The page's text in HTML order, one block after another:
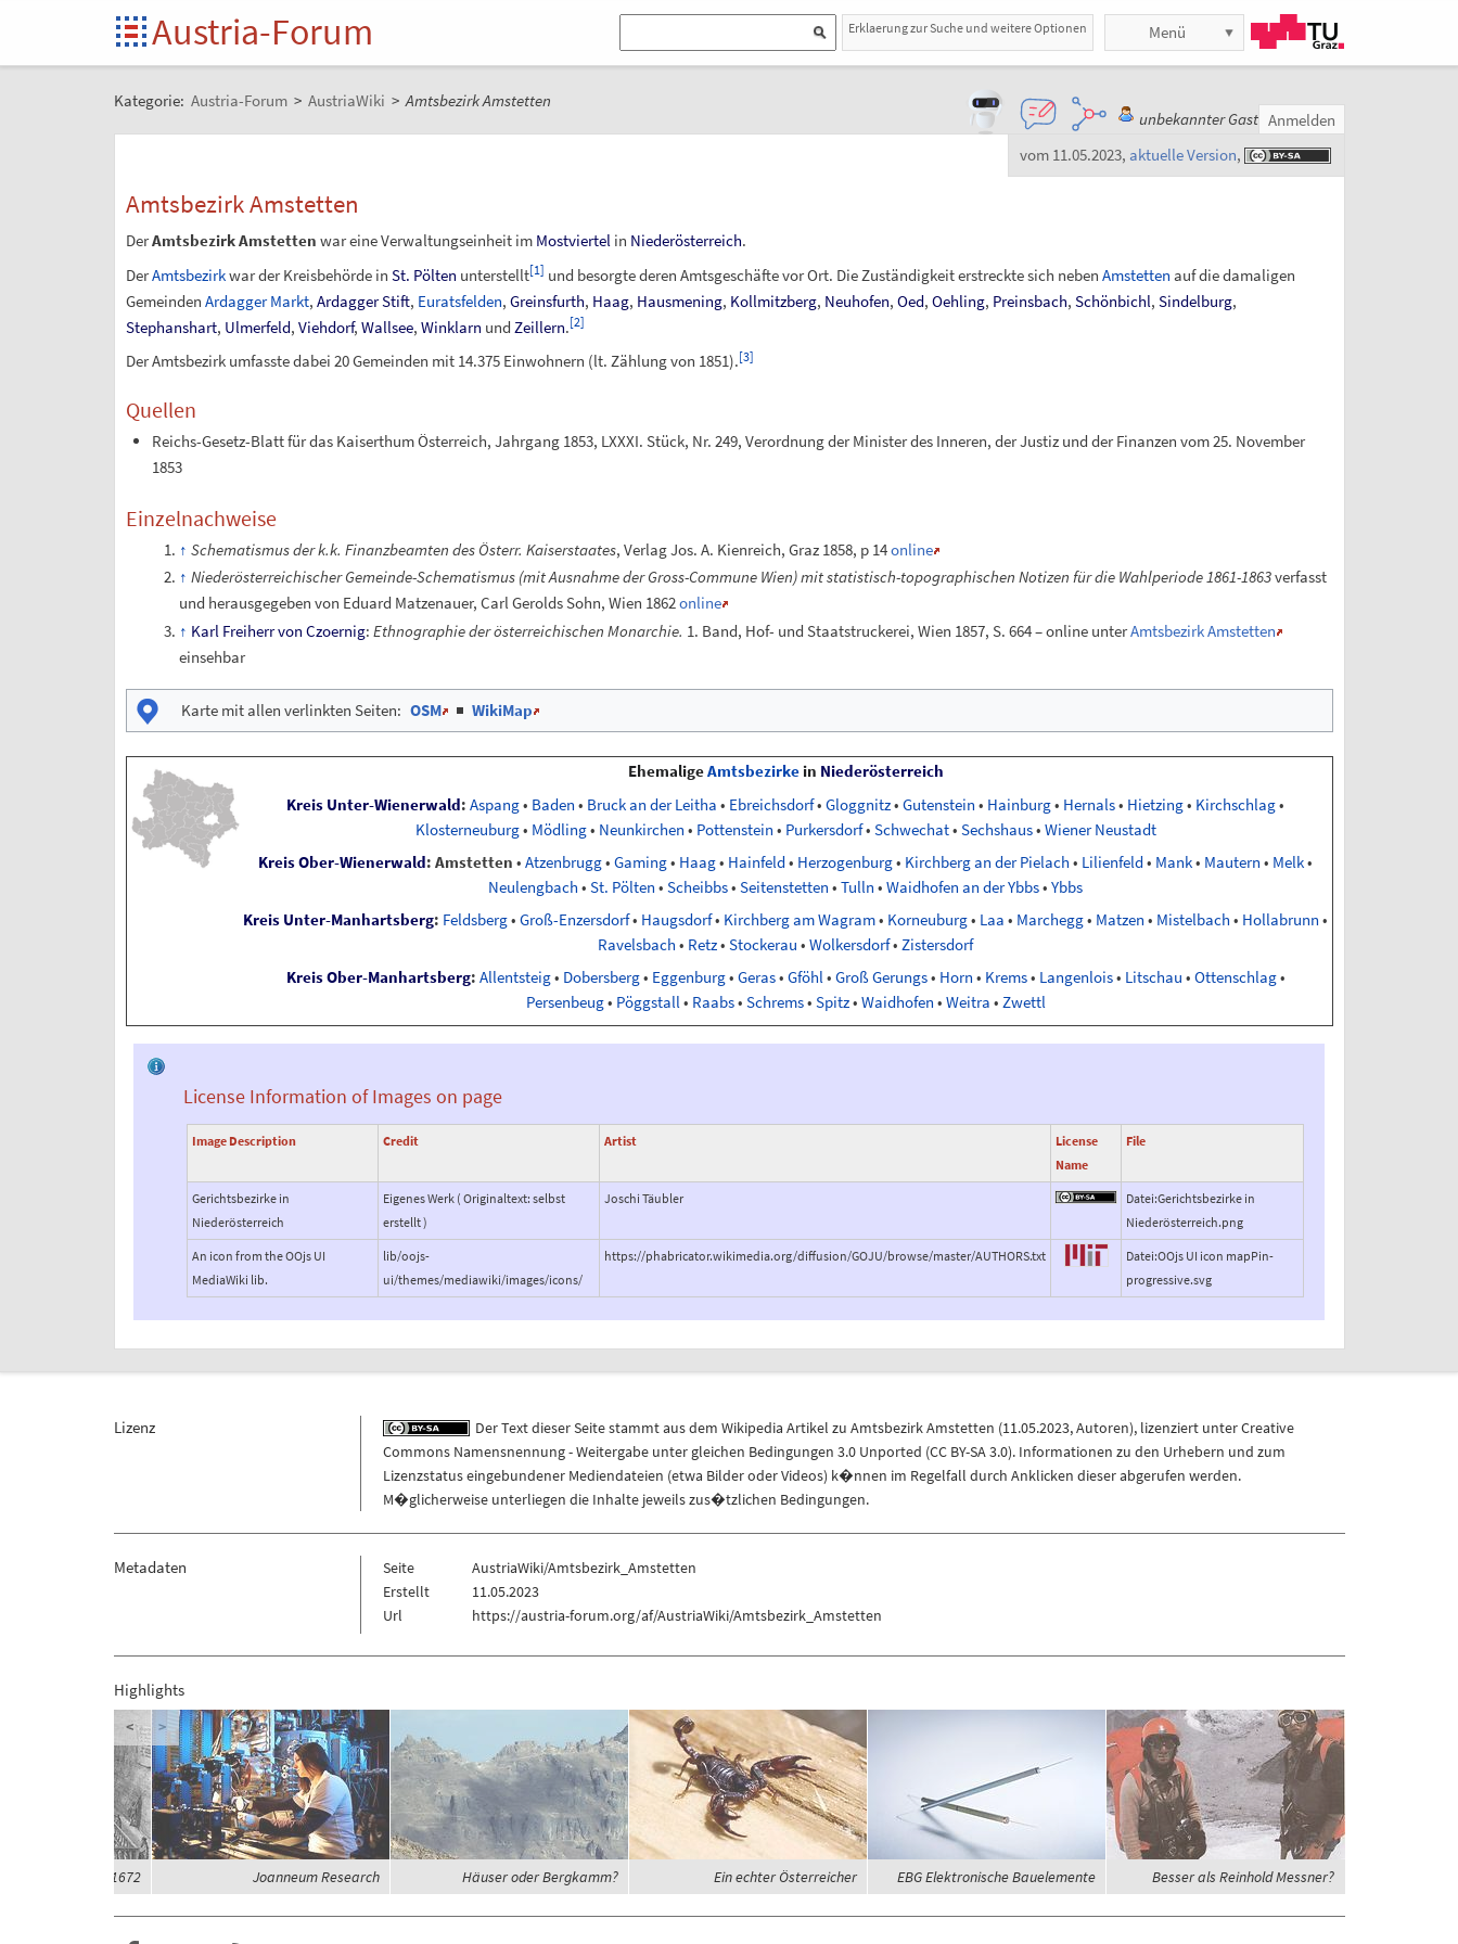
Austria-Forum Erklaerung zur Suche und weitere Optionen Menü
Kategorie: Austria-Forum > AustriaWiki > Amtsbezirk Amstetten
unbekannter Gast Anmelden
vom 11.05.2023, aktuelle Version,
Amtsbezirk Amstetten
DerAmtsbezirk Amstetten war eine Verwaltungseinheit im Mostviertelin Niederösterreich.
DerAmtsbezirkwar der Kreisbehörde in St. Pölten unterstellt[1] und besorgte deren Amtsgeschäfte vor Ort. Die Zuständigkeit erstreckte sich neben Amstetten auf die damaligen
Gemeinden Ardagger Markt, Ardagger Stift, Euratsfelden, Greinsfurth, Haag, Hausmening, Kollmitzberg, Neuhofen, Oed, Oehling, Preinsbach, Schönbichl, Sindelburg,
Stephanshart, Ulmerfeld, Viehdorf, Wallsee, Winklarn und Zeillern.[2]
Der Amtsbezirk umfasste dabei 20 Gemeinden mit 14.375 Einwohnern (lt. Zählung von 1851).[3]
Quellen
Reichs-Gesetz-Blatt für das Kaiserthum Österreich, Jahrgang 1853, LXXXI. Stück, Nr. 249, Verordnung der Minister des Inneren, der Justiz und der Finanzen vom 25. November
1853
Einzelnachweise
Schematismus der k.k. Finanzbeamten des Österr. Kaiserstaates, Verlag Jos. A. Kienreich, Graz 1858, p 14online
Niederösterreichischer Gemeinde-Schematismus (mit Ausnahme der Gross-Commune Wien) mit statistisch-topographischen Notizen für die Wahlperiode 1861-1863verfasst
und herausgegeben von Eduard Matzenauer, Carl Gerolds Sohn, Wien 1862online
Karl Freiherr von Czoernig: Ethnographie der österreichischen Monarchie. 1. Band, Hof- und Staatstruckerei, Wien 1857, S. 664 – online unterAmtsbezirk Amstetten
einsehbar
Karte mit allen verlinkten Seiten: OSM |WikiMap
EhemaligeAmtsbezirkein Niederösterreich
Kreis Unter-Wienerwald: Aspang• Baden • Bruck an der Leitha • Ebreichsdorf• Gloggnitz• Gutenstein • Hainburg• Hernals• Hietzing• Kirchschlag•
Klosterneuburg• Mödling• Neunkirchen • Pottenstein • Purkersdorf• Schwechat• Sechshaus• Wiener Neustadt
Kreis Ober-Wienerwald: Amstetten • Atzenbrugg• Gaming• Haag• Hainfeld• Herzogenburg• Kirchberg an der Pielach • Lilienfeld• Mank• Mautern • Melk•
Neulengbach • St. Pölten • Scheibbs• Seitenstetten • Tulln • Waidhofen an der Ybbs• Ybbs
Kreis Unter-Manhartsberg: Feldsberg• Groß-Enzersdorf• Haugsdorf• Kirchberg am Wagram• Korneuburg• Laa • Marchegg• Matzen • Mistelbach • Hollabrunn •
Ravelsbach • Retz• Stockerau • Wolkersdorf• Zistersdorf
Kreis Ober-Manhartsberg: Allentsteig• Dobersberg• Eggenburg• Geras• Gföhl• Groß Gerungs• Horn • Krems• Langenlois• Litschau • Ottenschlag•
Persenbeug• Pöggstall• Raabs• Schrems• Spitz• Waidhofen • Weitra • Zwettl
License Information of Images on page
Image Description Credit Artist
License
Name
File
Gerichtsbezirke in
Niederösterreich
Eigenes Werk ( Originaltext: selbst
erstellt )
Joschi Täubler
Datei:Gerichtsbezirke in
Niederösterreich.png
An icon from the OOjs UI
MediaWiki lib.
lib/oojs-
ui/themes/mediawiki/images/icons/
https://phabricator.wikimedia.org/diffusion/GOJU/browse/master/AUTHORS.txt
Datei:OOjs UI icon mapPin-
progressive.svg
Lizenz Der Text dieser Seite stammt aus dem Wikipedia Artikel zu Amtsbezirk Amstetten (11.05.2023,Autoren), lizenziert unterCreative
Commons Namensnennung - Weitergabe unter gleichen Bedingungen 3.0 Unported (CC BY-SA 3.0). Informationen zu den Urhebern und zum
Lizenzstatus eingebundener Mediendateien (etwa Bilder oder Videos) k�nnen im Regelfall durch Anklicken dieser abgerufen werden.
M�glicherweise unterliegen die Inhalte jeweils zus�tzlichen Bedingungen.
Metadaten Seite
AustriaWiki/Amtsbezirk_Amstetten
Erstellt
11.05.2023
Url
https://austria-forum.org/af/AustriaWiki/Amtsbezirk_Amstetten
Highlights
im Jahre 1672 Joanneum Research Häuser oder Bergkamm? Ein echter Österreicher EBG Elektronische Bauelemente Besser als Reinhold Messner?
< >